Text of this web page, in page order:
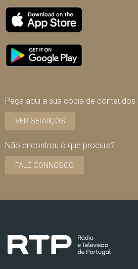
Peça aqui a sua cópia de conteúdos
VER SERVIÇOS
Não encontrou o que procura?
FALE CONNOSCO